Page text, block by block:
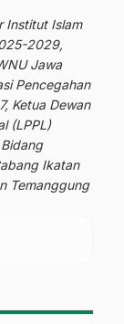
Institut Islam
2029,
Jawa
Pencegahan
Ketua Dewan
(LPPL)
Ikatan
Temanggung